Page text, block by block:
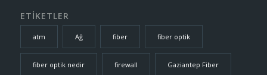
ETİKETLER
atm Ağ fiber fiber optik
fiber optik nedir firewall Gaziantep Fiber